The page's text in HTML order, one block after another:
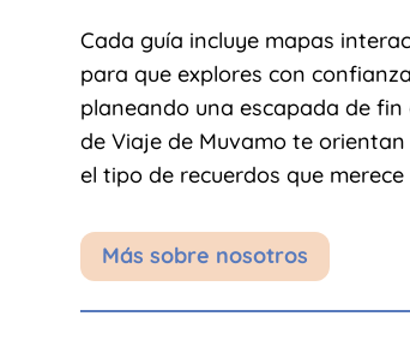
Cada guía incluye mapas
para que explores con
planeando una escapada de
de Viaje de Muvamo te
el tipo de recuerdos que
Más sobre nosotros